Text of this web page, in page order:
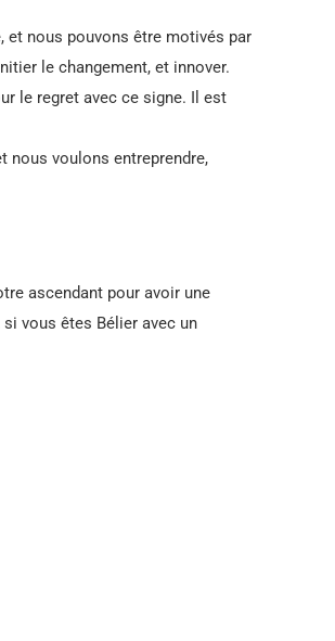
nous pouvons être motivés par
le changement, et innover.
le regret avec ce signe. Il est
nous voulons entreprendre,
ascendant pour avoir une
vous êtes Bélier avec un